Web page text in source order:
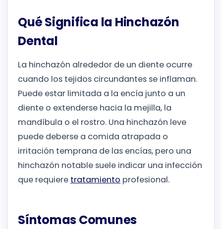
Qué Significa la Hinchazón
Dental
La hinchazón alrededor de un diente ocurre
cuando los tejidos circundantes se inflaman.
Puede estar limitada a la encía junto a un
diente o extenderse hacia la mejilla, la
mandíbula o el rostro. Una hinchazón leve
puede deberse a comida atrapada o
irritación temprana de las encías, pero una
hinchazón notable suele indicar una infección
que requiere tratamiento profesional.
Síntomas Comunes